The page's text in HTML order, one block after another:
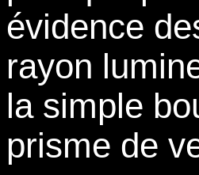
évidence
rayon
la simple
prisme de